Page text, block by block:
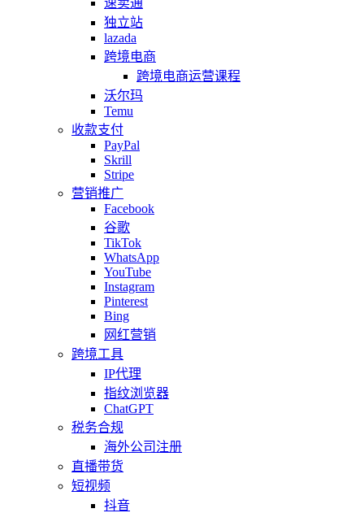
速卖通
独立站
lazada
跨境电商
跨境电商运营课程
沃尔玛
Temu
收款支付
PayPal
Skrill
Stripe
营销推广
Facebook
谷歌
TikTok
WhatsApp
YouTube
Instagram
Pinterest
Bing
网红营销
跨境工具
IP代理
指纹浏览器
ChatGPT
税务合规
海外公司注册
直播带货
短视频
抖音